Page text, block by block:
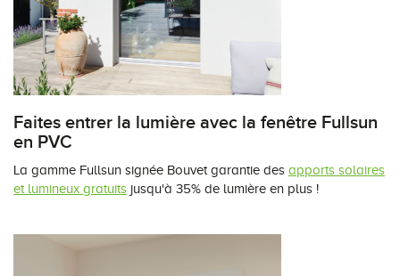
Faites entrer la lumière avec la fenêtre Fullsun
en PVC
La gamme Fullsun signée Bouvet garantie des apports solaires
et lumineux gratuits jusqu'à 35% de lumière en plus !